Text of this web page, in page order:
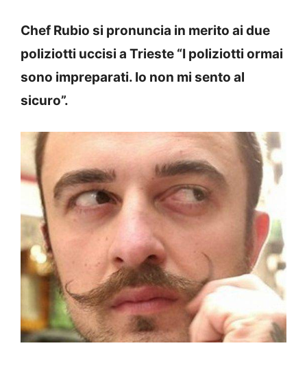
Chef Rubio si pronuncia in merito ai due
poliziotti uccisi a Trieste “I poliziotti ormai
sono impreparati. Io non mi sento al
sicuro”.